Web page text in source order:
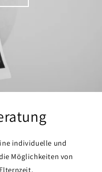
individuelle und
Möglichkeiten von